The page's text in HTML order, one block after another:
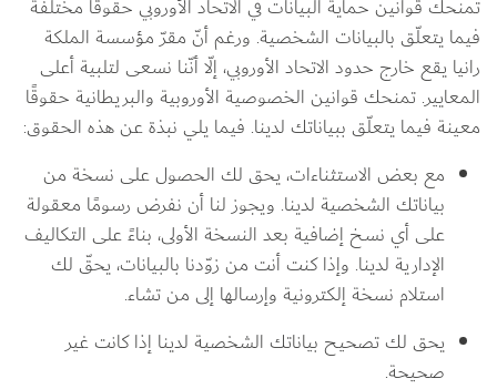
تمنحك قوانين حماية البيانات في الاتحاد الأوروبي حقوقاً مختلفة
فيما يتعلّق بالبيانات الشخصية. ورغم أنّ مقرّ مؤسسة الملكة
رانيا يقع خارج حدود الاتحاد الأوروبي، إلّا أنّنا نسعى لتلبية أعلى
المعايير. تمنحك قوانين الخصوصية الأوروبية والبريطانية حقوقًا
معينة فيما يتعلّق ببياناتك لدينا. فيما يلي نبذة عن هذه الحقوق:
مع بعض الاستثناءات، يحق لك الحصول على نسخة من
بياناتك الشخصية لدينا. ويجوز لنا أن نفرض رسومًا معقولة
على أي نسخ إضافية بعد النسخة الأولى، بناءً على التكاليف
الإدارية لدينا. وإذا كنت أنت من زوّدنا بالبيانات، يحقّ لك
استلام نسخة إلكترونية وإرسالها إلى من تشاء.
يحق لك تصحيح بياناتك الشخصية لدينا إذا كانت غير
صحيحة.